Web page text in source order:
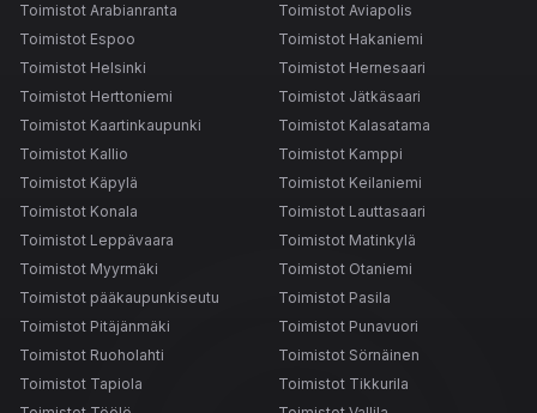
Toimistot Arabianranta
Toimistot Aviapolis
Toimistot Espoo
Toimistot Hakaniemi
Toimistot Helsinki
Toimistot Hernesaari
Toimistot Herttoniemi
Toimistot Jätkäsaari
Toimistot Kaartinkaupunki
Toimistot Kalasatama
Toimistot Kallio
Toimistot Kamppi
Toimistot Käpylä
Toimistot Keilaniemi
Toimistot Konala
Toimistot Lauttasaari
Toimistot Leppävaara
Toimistot Matinkylä
Toimistot Myyrmäki
Toimistot Otaniemi
Toimistot pääkaupunkiseutu
Toimistot Pasila
Toimistot Pitäjänmäki
Toimistot Punavuori
Toimistot Ruoholahti
Toimistot Sörnäinen
Toimistot Tapiola
Toimistot Tikkurila